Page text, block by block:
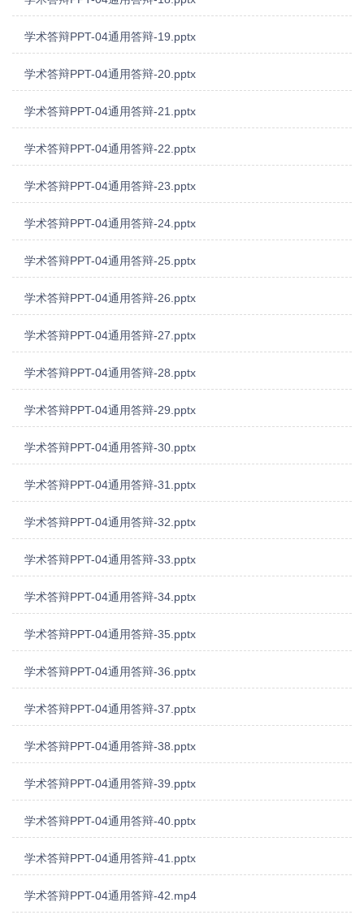
学术答辩PPT-04通用答辩-19.pptx
学术答辩PPT-04通用答辩-20.pptx
学术答辩PPT-04通用答辩-21.pptx
学术答辩PPT-04通用答辩-22.pptx
学术答辩PPT-04通用答辩-23.pptx
学术答辩PPT-04通用答辩-24.pptx
学术答辩PPT-04通用答辩-25.pptx
学术答辩PPT-04通用答辩-26.pptx
学术答辩PPT-04通用答辩-27.pptx
学术答辩PPT-04通用答辩-28.pptx
学术答辩PPT-04通用答辩-29.pptx
学术答辩PPT-04通用答辩-30.pptx
学术答辩PPT-04通用答辩-31.pptx
学术答辩PPT-04通用答辩-32.pptx
学术答辩PPT-04通用答辩-33.pptx
学术答辩PPT-04通用答辩-34.pptx
学术答辩PPT-04通用答辩-35.pptx
学术答辩PPT-04通用答辩-36.pptx
学术答辩PPT-04通用答辩-37.pptx
学术答辩PPT-04通用答辩-38.pptx
学术答辩PPT-04通用答辩-39.pptx
学术答辩PPT-04通用答辩-40.pptx
学术答辩PPT-04通用答辩-41.pptx
学术答辩PPT-04通用答辩-42.mp4